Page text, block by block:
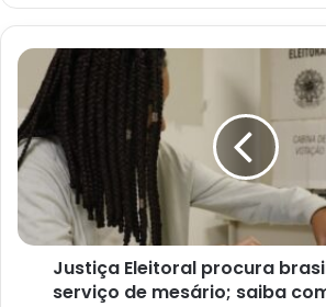
Justiça
Eleitoral
procura
brasileiros
para
o
serviço
de
mesário;
Justiça Eleitoral procura
serviço de mesário; saiba